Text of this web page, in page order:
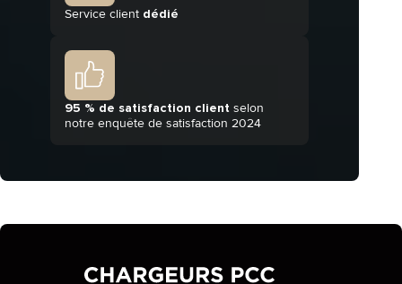
Service client dédié
95 % de satisfaction client selon
notre enquête de satisfaction 2024